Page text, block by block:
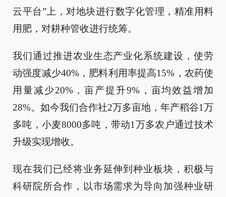
云平台”上，对地块进行数字化管理，精准用料
用肥，对耕种管收进行统筹。
我们通过推进农业生态产业化系统建设，使劳
动强度减少40%，肥料利用率提高15%，农药使
用量减少20%，亩产提升9%，亩均效益增加
28%。如今我们合作社2万多亩地，年产稻谷1万
多吨，小麦8000多吨，带动1万多农户通过技术
升级实现增收。
现在我们已经将业务延伸到种业板块，积极与
科研院所合作，以市场需求为导向加强种业研